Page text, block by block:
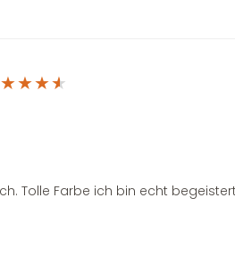
Tolle Farbe ich bin echt